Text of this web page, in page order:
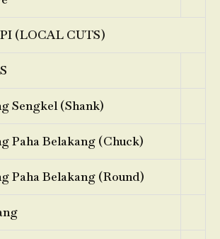
(LOCAL CUTS)
Sengkel (Shank)
Paha Belakang (Chuck)
Paha Belakang (Round)